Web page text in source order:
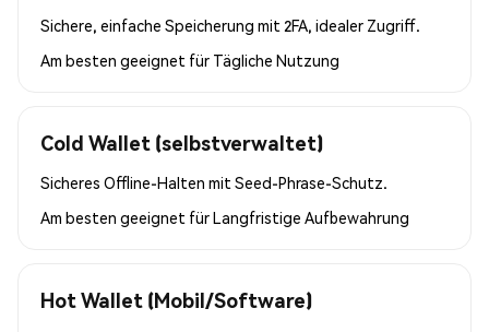
Sichere, einfache Speicherung mit 2FA, idealer Zugriff.
Am besten geeignet für Tägliche Nutzung
Cold Wallet (selbstverwaltet)
Sicheres Offline-Halten mit Seed-Phrase-Schutz.
Am besten geeignet fürLangfristige Aufbewahrung
Hot Wallet (Mobil/Software)